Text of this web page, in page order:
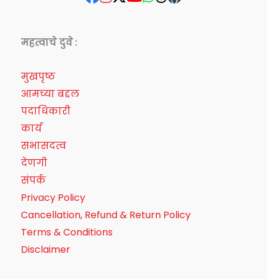
महत्वाचे दुवे :
मुखपृष्ठ
आमच्या बद्दल
पदाधिकारी
कार्य
सभासदत्व
देणगी
संपर्क
Privacy Policy
Cancellation, Refund & Return Policy
Terms & Conditions
Disclaimer